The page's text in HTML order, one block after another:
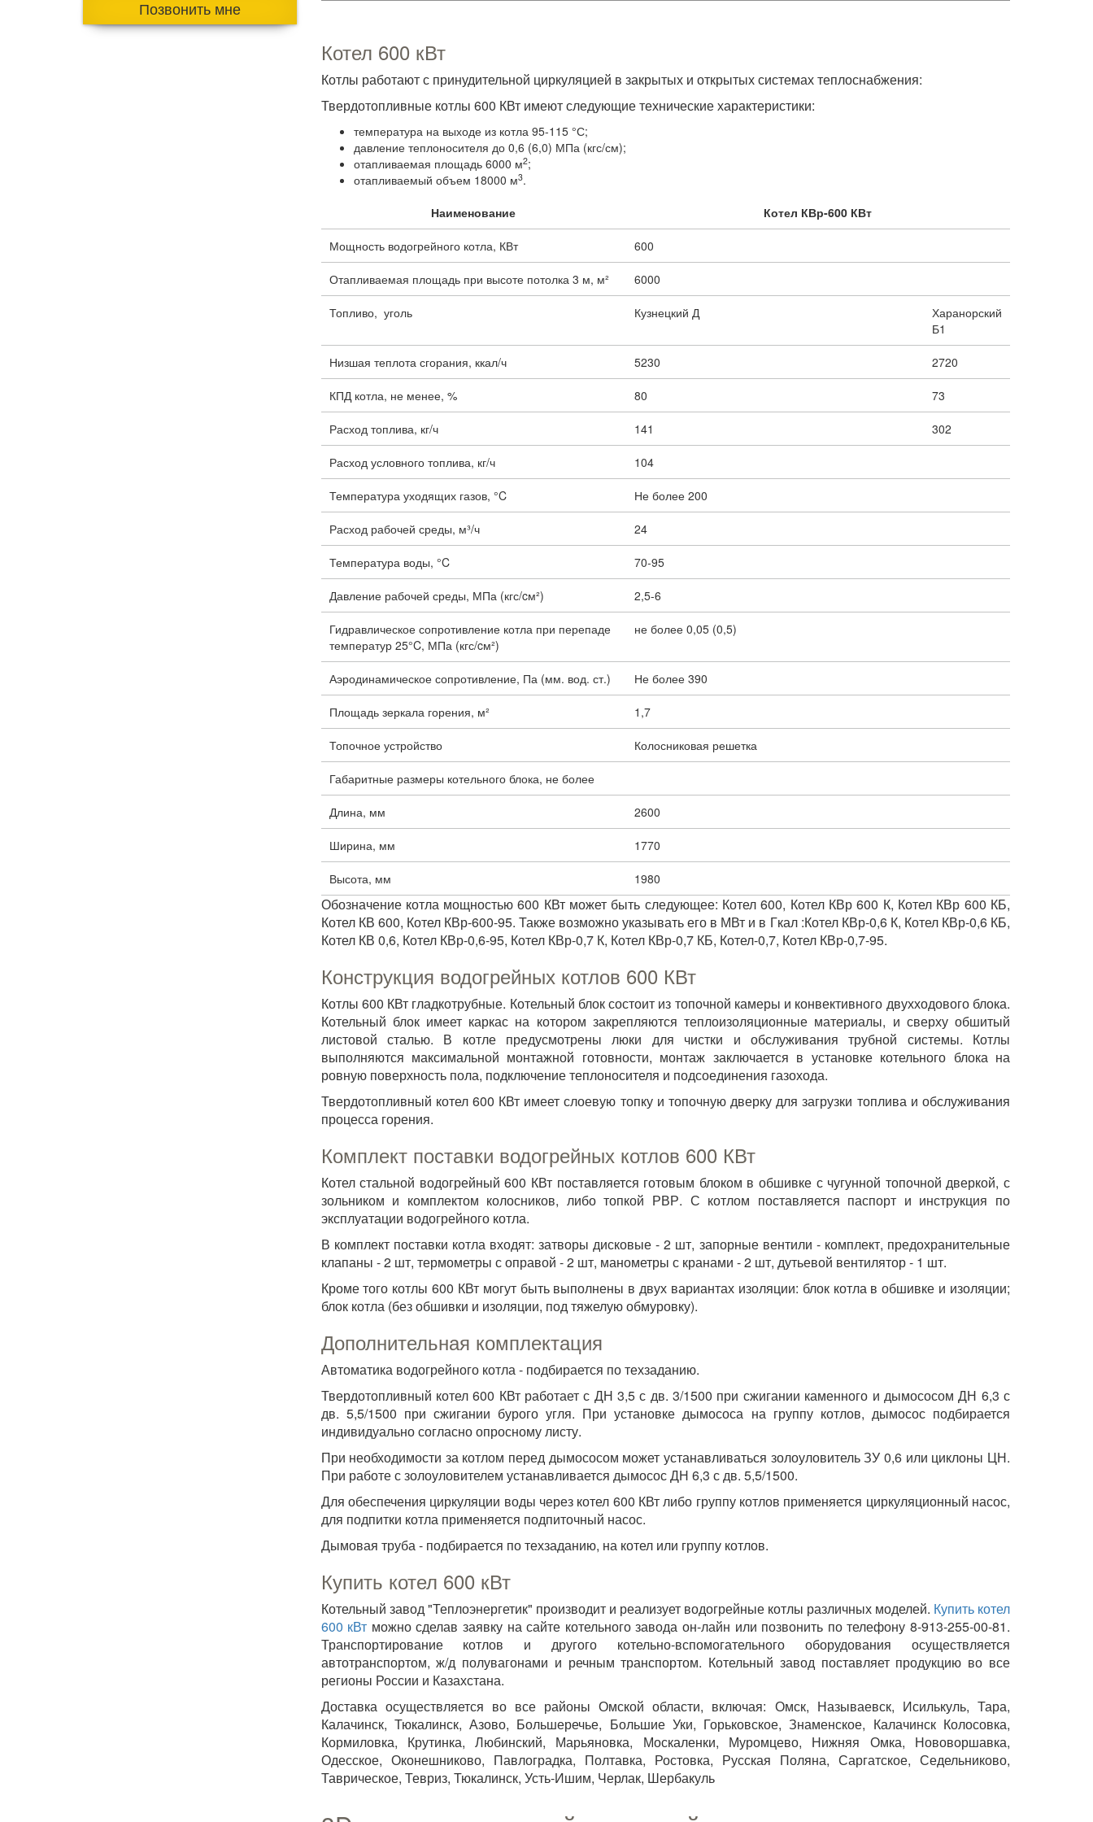
Позвонить мне
Котел 600 кВт
Котлы работают с принудительной циркуляцией в закрытых и открытых системах теплоснабжения:
Твердотопливные котлы 600 КВт имеют следующие технические характеристики:
температура на выходе из котла 95-115 °С;
давление теплоносителя до 0,6 (6,0) МПа (кгс/см);
отапливаемая площадь 6000 м2;
отапливаемый объем 18000 м3.
Наименование
Котел КВр-600 КВт
Мощность водогрейного котла, КВт 600
Отапливаемая площадь при высоте потолка 3 м, м² 6000
Топливо, уголь Кузнецкий Д
Харанорский
Б1
Низшая теплота сгорания, ккал/ч 5230 2720
КПД котла, не менее, % 80 73
Расход топлива, кг/ч 141 302
Расход условного топлива, кг/ч 104
Температура уходящих газов, °C Не более 200
Расход рабочей среды, м³/ч 24
Температура воды, °C 70-95
Давление рабочей среды, МПа (кгс/cм²) 2,5-6
Гидравлическое сопротивление котла при перепаде
температур 25°C, МПа (кгс/cм²)
не более 0,05 (0,5)
Аэродинамическое сопротивление, Па (мм. вод. ст.) Не более 390
Площадь зеркала горения, м² 1,7
Топочное устройство Колосниковая решетка
Габаритные размеры котельного блока, не более
Длина, мм 2600
Ширина, мм 1770
Высота, мм 1980
Обозначение котла мощностью 600 КВт может быть следующее: Котел 600, Котел КВр 600 К, Котел КВр 600 КБ,
Котел КВ 600, Котел КВр-600-95. Также возможно указывать его в МВт и в Гкал :Котел КВр-0,6 К, Котел КВр-0,6 КБ,
Котел КВ 0,6, Котел КВр-0,6-95, Котел КВр-0,7 К, Котел КВр-0,7 КБ, Котел-0,7, Котел КВр-0,7-95.
Конструкция водогрейных котлов 600 КВт
Котлы 600 КВт гладкотрубные. Котельный блок состоит из топочной камеры и конвективного двухходового блока.
Котельный блок имеет каркас на котором закрепляются теплоизоляционные материалы, и сверху обшитый
листовой сталью. В котле предусмотрены люки для чистки и обслуживания трубной системы. Котлы
выполняются максимальной монтажной готовности, монтаж заключается в установке котельного блока на
ровную поверхность пола, подключение теплоносителя и подсоединения газохода.
Твердотопливный котел 600 КВт имеет слоевую топку и топочную дверку для загрузки топлива и обслуживания
процесса горения.
Комплект поставки водогрейных котлов 600 КВт
Котел стальной водогрейный 600 КВт поставляется готовым блоком в обшивке с чугунной топочной дверкой, с
зольником и комплектом колосников, либо топкой РВР. С котлом поставляется паспорт и инструкция по
эксплуатации водогрейного котла.
В комплект поставки котла входят: затворы дисковые - 2 шт, запорные вентили - комплект, предохранительные
клапаны - 2 шт, термометры с оправой - 2 шт, манометры с кранами - 2 шт, дутьевой вентилятор - 1 шт.
Кроме того котлы 600 КВт могут быть выполнены в двух вариантах изоляции: блок котла в обшивке и изоляции;
блок котла (без обшивки и изоляции, под тяжелую обмуровку).
Дополнительная комплектация
Автоматика водогрейного котла - подбирается по техзаданию.
Твердотопливный котел 600 КВт работает с ДН 3,5 с дв. 3/1500 при сжигании каменного и дымососом ДН 6,3 с
дв. 5,5/1500 при сжигании бурого угля. При установке дымососа на группу котлов, дымосос подбирается
индивидуально согласно опросному листу.
При необходимости за котлом перед дымососом может устанавливаться золоуловитель ЗУ 0,6 или циклоны ЦН.
При работе с золоуловителем устанавливается дымосос ДН 6,3 с дв. 5,5/1500.
Для обеспечения циркуляции воды через котел 600 КВт либо группу котлов применяется циркуляционный насос,
для подпитки котла применяется подпиточный насос.
Дымовая труба - подбирается по техзаданию, на котел или группу котлов.
Купить котел 600 кВт
Котельный завод "Теплоэнергетик" производит и реализует водогрейные котлы различных моделей. Купить котел
600 кВт можно сделав заявку на сайте котельного завода он-лайн или позвонить по телефону 8-913-255-00-81.
Транспортирование котлов и другого котельно-вспомогательного оборудования осуществляется
автотранспортом, ж/д полувагонами и речным транспортом. Котельный завод поставляет продукцию во все
регионы России и Казахстана.
Доставка осуществляется во все районы Омской области, включая: Омск, Называевск, Исилькуль, Тара,
Калачинск, Тюкалинск, Азово, Большеречье, Большие Уки, Горьковское, Знаменское, Калачинск Колосовка,
Кормиловка, Крутинка, Любинский, Марьяновка, Москаленки, Муромцево, Нижняя Омка, Нововоршавка,
Одесское, Оконешниково, Павлоградка, Полтавка, Ростовка, Русская Поляна, Саргатское, Седельниково,
Таврическое, Тевриз, Тюкалинск, Усть-Ишим, Черлак, Шербакуль